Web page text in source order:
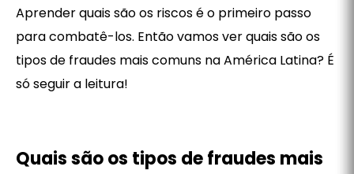
Aprender quais são os riscos é o primeiro passo
para combatê-los. Então vamos ver quais são os
tipos de fraudes mais comuns na América Latina? É
só seguir a leitura!
Quais são os tipos de fraudes mais